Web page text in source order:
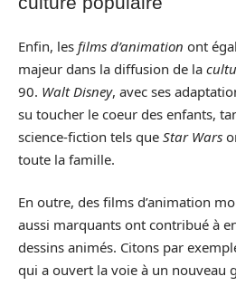
Enfin, les films d’animation ont
majeur dans la diffusion de la
90. Walt Disney, avec ses
su toucher le coeur des enfants,
science-fiction tels que Star Wars
toute la famille.
En outre, des films d’animation
aussi marquants ont contribué à
dessins animés. Citons par
qui a ouvert la voie à un nouveau